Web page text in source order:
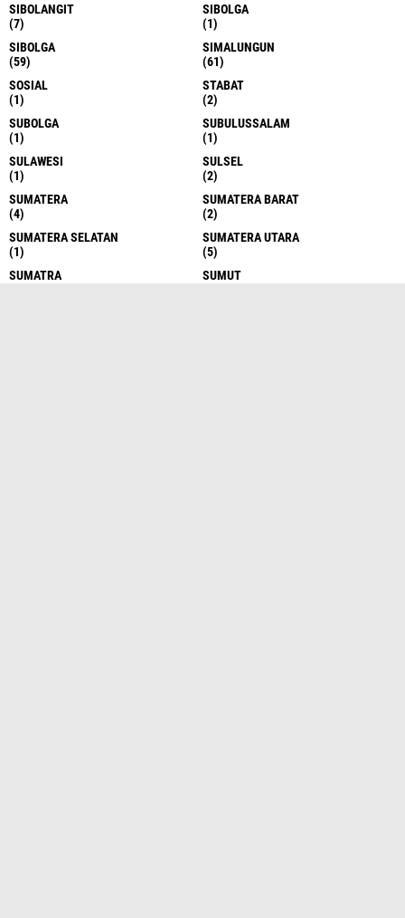
SIBOLANGIT
(7)
SIBOLGA
(1)
SIBOLGA
(59)
SIMALUNGUN
(61)
SOSIAL
(1)
STABAT
(2)
SUBOLGA
(1)
SUBULUSSALAM
(1)
SULAWESI
(1)
SULSEL
(2)
SUMATERA
(4)
SUMATERA BARAT
(2)
SUMATERA SELATAN
(1)
SUMATERA UTARA
(5)
SUMATRA
SUMUT